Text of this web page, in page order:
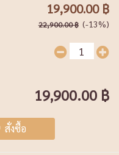
19,900.00 ฿
22,900.00 ฿ (-13%)
19,900.00 ฿
สั่งซื้อ